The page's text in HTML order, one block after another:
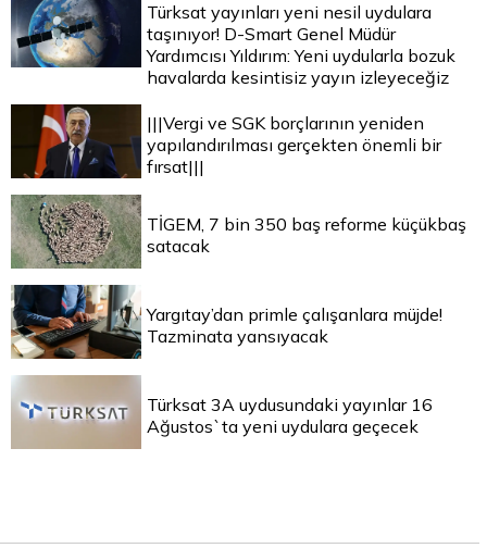
Türksat yayınları yeni nesil uydulara
taşınıyor! D-Smart Genel Müdür
Yardımcısı Yıldırım: Yeni uydularla bozuk
havalarda kesintisiz yayın izleyeceğiz
|||Vergi ve SGK borçlarının yeniden
yapılandırılması gerçekten önemli bir
fırsat|||
TİGEM, 7 bin 350 baş reforme küçükbaş
satacak
Yargıtay’dan primle çalışanlara müjde!
Tazminata yansıyacak
Türksat 3A uydusundaki yayınlar 16
Ağustos`ta yeni uydulara geçecek